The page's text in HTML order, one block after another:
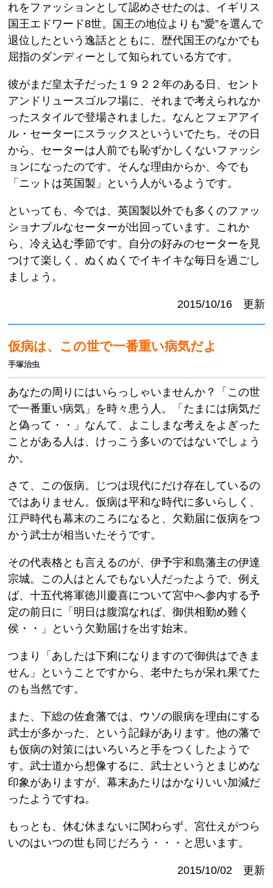
れをファッションとして認めさせたのは、イギリス
国王エドワード8世。国王の地位よりも”愛”を選んで
退位したという逸話とともに、歴代国王のなかでも
屈指のダンディーとして知られている方です。
彼がまだ皇太子だった１９２２年のある日、セント
アンドリュースゴルフ場に、それまで考えられなか
ったスタイルで登場されました。なんとフェアアイ
ル・セーターにスラックスといういでたち。その日
から、セーターは人前でも恥ずかしくないファッシ
ョンになったのです。そんな理由からか、今でも
「ニットは英国製」という人がいるようです。
といっても、今では、英国製以外でも多くのファッ
ショナブルなセーターが出回っています。これか
ら、冷え込む季節です。自分の好みのセーターを見
つけて楽しく、ぬくぬくでイキイキな毎日を過ごし
ましょう。
2015/10/16 更新
仮病は、この世で一番重い病気だよ
手塚治虫
あなたの周りにはいらっしゃいませんか？「この世
で一番重い病気」を時々患う人。「たまには病気だ
と偽って・・」なんて、よこしまな考えをよぎった
ことがある人は、けっこう多いのではないでしょう
か。
さて、この仮病。じつは現代にだけ存在しているの
ではありません。仮病は平和な時代に多いらしく、
江戸時代も幕末のころになると、欠勤届に仮病をつ
かう武士が相当いたそうです。
その代表格とも言えるのが、伊予宇和島藩主の伊達
宗城。この人はとんでもない人だったようで、例え
ば、十五代将軍徳川慶喜について宮中へ参内する予
定の前日に「明日は腹瀉なれば、御供相勤め難く
侯・・」という欠勤届けを出す始末。
つまり「あしたは下痢になりますので御供はできま
せん」ということですから、老中たちが呆れ果てた
のも当然です。
また、下総の佐倉藩では、ウソの眼病を理由にする
武士が多かった、という記録があります。他の藩で
も仮病の対策にはいろいろと手をつくしたようで
す。武士道から想像するに、武士というとまじめな
印象がありますが、幕末あたりはかなりいい加減だ
ったようですね。
もっとも、休む休まないに関わらず、宮仕えがつら
いのはいつの世も同じだろう・・・と思います。
2015/10/02 更新